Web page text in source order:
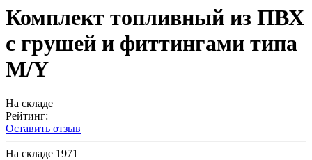
Комплект топливный из ПВХ
с грушей и фиттингами типа
M/Y
На складе
Рейтинг:
Оставить отзыв
На складе 1971